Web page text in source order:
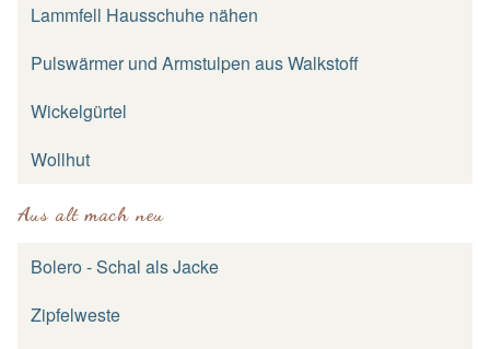
Lammfell Hausschuhe nähen
Pulswärmer und Armstulpen aus Walkstoff
Wickelgürtel
Wollhut
Aus alt mach neu
Bolero - Schal als Jacke
Zipfelweste